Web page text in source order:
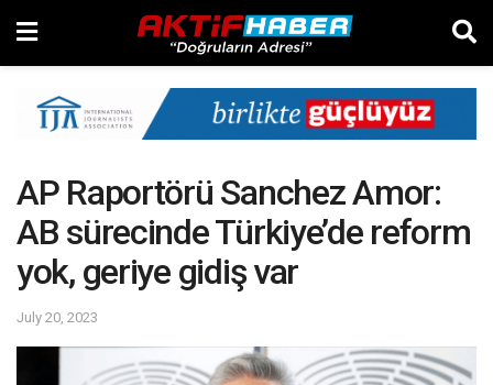
AP Raportörü Sanchez Amor:
AB sürecinde Türkiye’de reform
yok, geriye gidiş var
July 20, 2023